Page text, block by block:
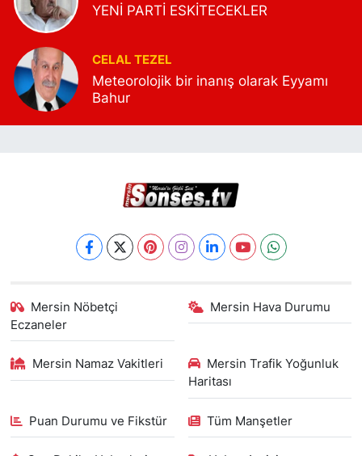
YENİ PARTİ ESKİTECEKLER
CELAL TEZEL
Meteorolojik bir inanış olarak Eyyamı
Bahur
Mersin Nöbetçi
Eczaneler
Mersin Hava Durumu
Mersin Namaz Vakitleri
Mersin Trafik Yoğunluk
Haritası
Puan Durumu ve Fikstür Tüm Manşetler